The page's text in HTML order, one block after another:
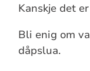
Kanskje det
Bli enig om
dåpslua.